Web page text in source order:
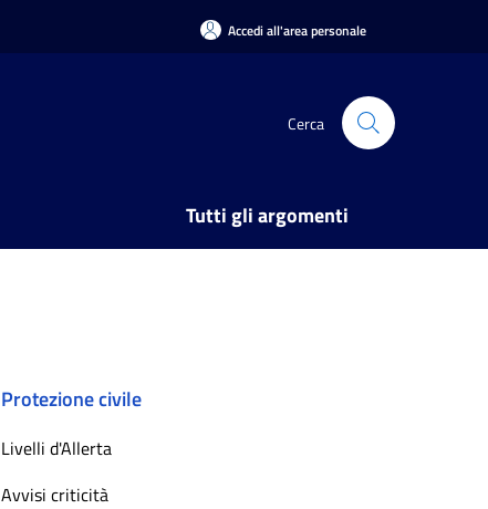
Accedi all'area personale
Cerca
Tutti gli argomenti
Protezione civile
Livelli d'Allerta
Avvisi criticità